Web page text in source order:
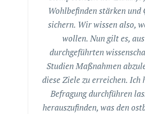
Wohlbefinden stärken
sichern. Wir wissen also,
wollen. Nun gilt es,
durchgeführten
Studien Maßnahmen
diese Ziele zu erreichen. Ich
Befragung durchführen
herauszufinden, was den